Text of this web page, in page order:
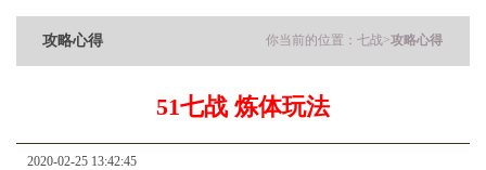
你当前的位置： 七战>攻略心得
攻略心得
51七战 炼体玩法
2020-02-25 13:42:45